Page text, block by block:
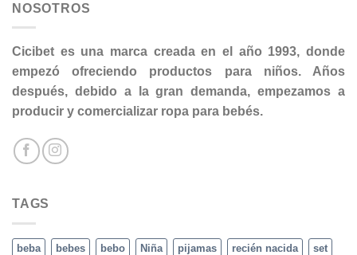
NOSOTROS
Cicibet es una marca creada en el año 1993, donde
empezó ofreciendo productos para niños. Años
después, debido a la gran demanda, empezamos a
producir y comercializar ropa para bebés.
TAGS
beba bebes bebo Niña pijamas recién nacida set